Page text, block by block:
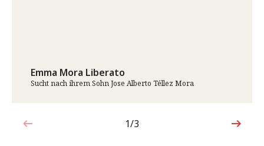
Emma Mora Liberato
Sucht nach ihrem Sohn Jose Alberto Téllez Mora
1von3
1/3